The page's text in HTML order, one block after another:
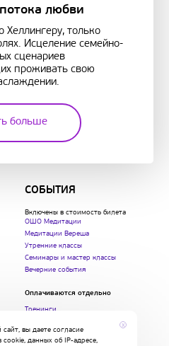
любви
Хеллингеру, только
Исцеление семейно-
сценариев
проживать свою
больше
СОБЫТИЯ
Включены в стоимость билета
ОШО Медитации
Медитации Вереша
Утренние классы
Семинары и мастер классы
Вечерние события
Оплачиваются отдельно
Тренинги
Индивидуальные сессии
вы даете согласие
данных об IP-адресе,
x